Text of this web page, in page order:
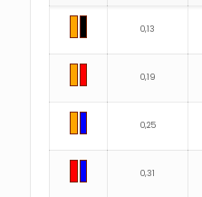
0,13
0,19
0,25
0,31